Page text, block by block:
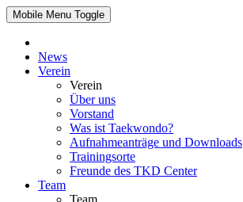
Mobile Menu Toggle
News
Verein
Verein
Über uns
Vorstand
Was ist Taekwondo?
Aufnahmeanträge und Downloads
Trainingsorte
Freunde des TKD Center
Team
Team